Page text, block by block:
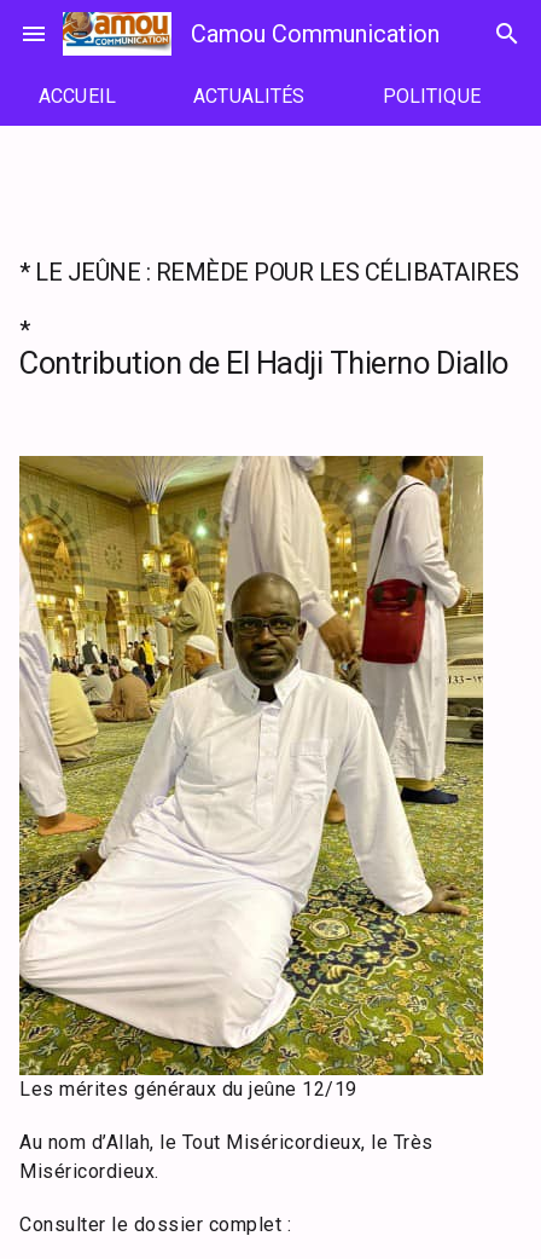
menu Camou Communication search
ACCUEIL ACTUALITÉS POLITIQUE
* LE JEÛNE : REMÈDE POUR LES CÉLIBATAIRES
*
Contribution de El Hadji Thierno Diallo
Les mérites généraux du jeûne 12/19
Au nom d’Allah, le Tout Miséricordieux, le Très
Miséricordieux.
Consulter le dossier complet :